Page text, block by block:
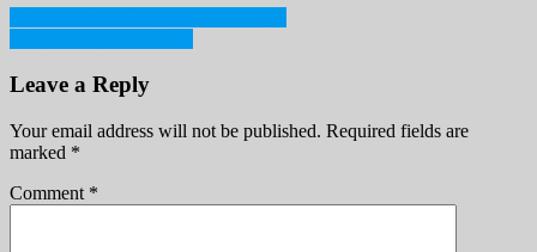
Post
navigation
Leave a Reply
Your email address will not be published. Required fields are
marked *
Comment *